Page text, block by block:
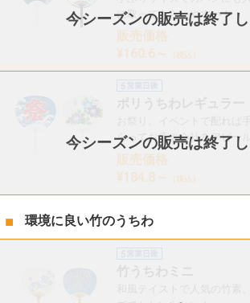
今シーズンの販売は終了
に取ってもらいやすい！
販売価格
¥160.6～
（税込）
今シーズンの販売は終了
らってお店や会社をアピー
販売価格
¥184.8～
（税込）
環境に良い竹のうちわ